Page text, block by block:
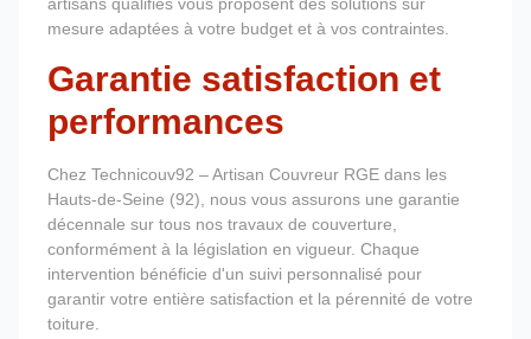
mesure adaptées à votre budget et à vos contraintes.
Garantie satisfaction et
performances
Chez Technicouv92 – Artisan Couvreur RGE dans les
Hauts-de-Seine (92), nous vous assurons une garantie
décennale sur tous nos travaux de couverture,
conformément à la législation en vigueur. Chaque
intervention bénéficie d'un suivi personnalisé pour
garantir votre entière satisfaction et la pérennité de votre
toiture.